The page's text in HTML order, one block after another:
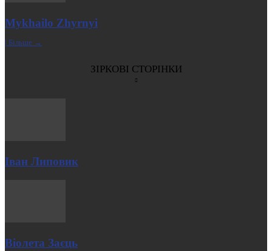
Mykhailo Zhyrnyi
| Більше →
ЗІРКОВІ СТОРІНКИ
Іван Липовик
Віолета Заєць